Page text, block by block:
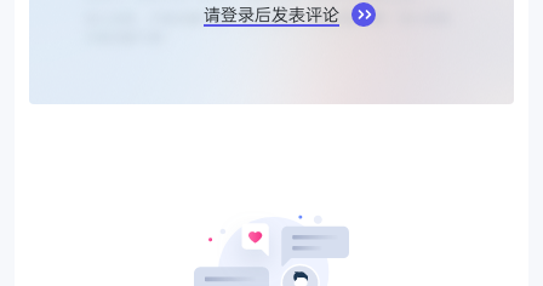
请登录后发表评论